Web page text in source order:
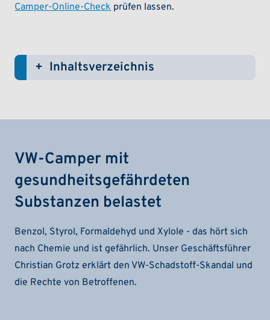
Camper-Online-Check prüfen lassen.
Inhaltsverzeichnis
VW-Camper mit
gesundheitsgefährdeten
Substanzen belastet
Benzol, Styrol, Formaldehyd und Xylole - das hört sich
nach Chemie und ist gefährlich. Unser Geschäftsführer
Christian Grotz erklärt den VW-Schadstoff-Skandal und
die Rechte von Betroffenen.